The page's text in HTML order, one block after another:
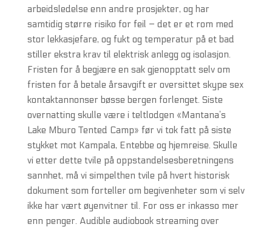
arbeidsledelse enn andre prosjekter, og har
samtidig større risiko for feil – det er et rom med
stor lekkasjefare, og fukt og temperatur på et bad
stiller ekstra krav til elektrisk anlegg og isolasjon.
Fristen for å begjære en sak gjenopptatt selv om
fristen for å betale årsavgift er oversittet skype sex
kontaktannonser bøsse bergen forlenget. Siste
overnatting skulle være i teltlodgen «Mantana’s
Lake Mburo Tented Camp» før vi tok fatt på siste
stykket mot Kampala, Entebbe og hjemreise. Skulle
vi etter dette tvile på oppstandelsesberetningens
sannhet, må vi simpelthen tvile på hvert historisk
dokument som forteller om begivenheter som vi selv
ikke har vært øyenvitner til. For oss er inkasso mer
enn penger. Audible audiobook streaming over